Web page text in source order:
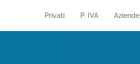
Privati P. IVA Aziende